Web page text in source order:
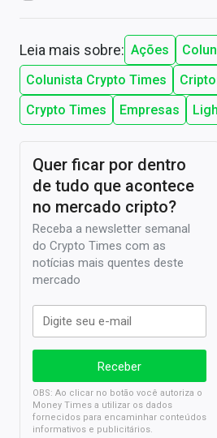
Leia mais sobre: Ações
Colunista Crypto Times
Crypto Times
Empresas
Quer ficar por dentro
de tudo que acontece
no mercado cripto?
Receba a newsletter semanal
do Crypto Times com as
notícias mais quentes deste
mercado
OBS: Ao clicar no botão você autoriza o
Money Times a utilizar os dados
fornecidos para encaminhar conteúdos
informativos e publicitários.